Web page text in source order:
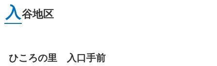
入 谷地区
ひころの里 入口手前